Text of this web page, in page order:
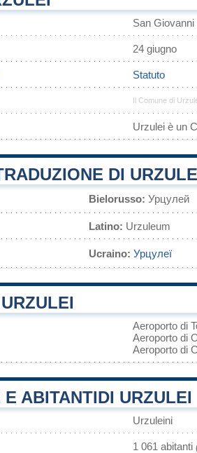
San
24 giugno
Statuto
Il Comune di
Urzulei è un
DI
Bielorusso: Урцулей
Latino: Urzuleum
Ucraino: Урцулеї
Aeroporto di
Aeroporto di
Aeroporto di
ABITANTIDI URZULEI
Urzuleini
1 061 abitanti